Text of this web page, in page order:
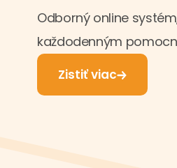
Odborný online
každodenným
Zistiť viac